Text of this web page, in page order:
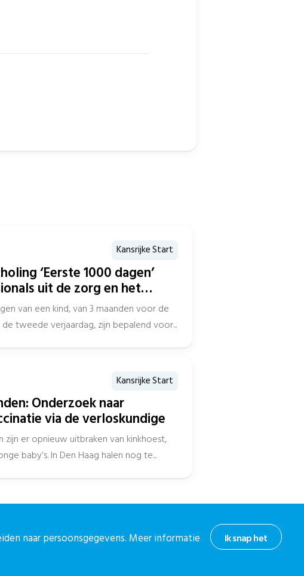
Kansrijke Start
‘Eerste 1000 dagen’
uit de zorg en het
van een kind, van 3 maanden voor de
tweede verjaardag, zijn bepalend voor...
Kansrijke Start
Onderzoek naar
via de verloskundige
zijn er opnieuw uitbraken van kinkhoest,
baby’s. In Den Haag halen nog te...
de hoogte Ik snap het
naar persoonsgegevens. Meer informatie